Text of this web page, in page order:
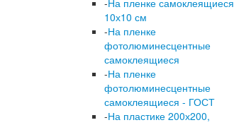
-На пленке самоклеящиеся
10х10 см
-На пленке
фотолюминесцентные
самоклеящиеся
-На пленке
фотолюминесцентные
самоклеящиеся - ГОСТ
-На пластике 200х200,